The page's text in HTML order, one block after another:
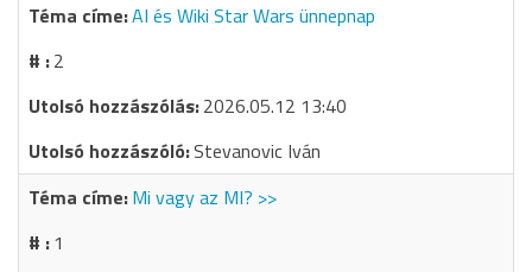
AI és Wiki Star Wars ünnepnap
2
2026.05.12 13:40
Stevanovic Iván
Mi vagy az MI? >>
1